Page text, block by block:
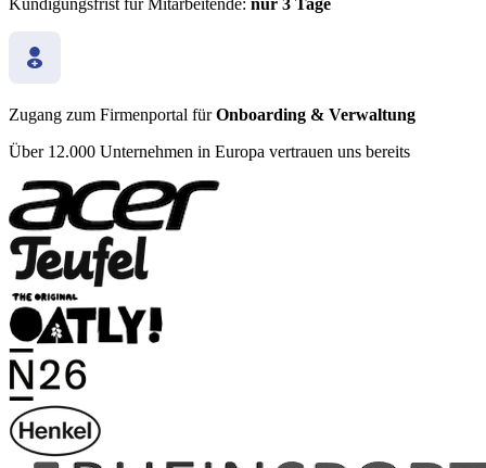
Kündigungsfrist für Mitarbeitende: nur 3 Tage
Zugang zum Firmenportal fürOnboarding & Verwaltung
Über 12.000 Unternehmen in Europa vertrauen uns bereits